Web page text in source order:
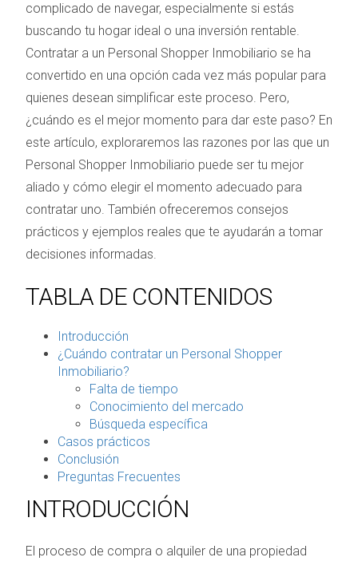
complicado de navegar, especialmente si estás
buscando tu hogar ideal o una inversión rentable.
Contratar a un Personal Shopper Inmobiliario se ha
convertido en una opción cada vez más popular para
quienes desean simplificar este proceso. Pero,
¿cuándo es el mejor momento para dar este paso? En
este artículo, exploraremos las razones por las que un
Personal Shopper Inmobiliario puede ser tu mejor
aliado y cómo elegir el momento adecuado para
contratar uno. También ofreceremos consejos
prácticos y ejemplos reales que te ayudarán a tomar
decisiones informadas.
TABLA DE CONTENIDOS
Introducción
¿Cuándo contratar un Personal Shopper
Inmobiliario?
Falta de tiempo
Conocimiento del mercado
Búsqueda específica
Casos prácticos
Conclusión
Preguntas Frecuentes
INTRODUCCIÓN
El proceso de compra o alquiler de una propiedad